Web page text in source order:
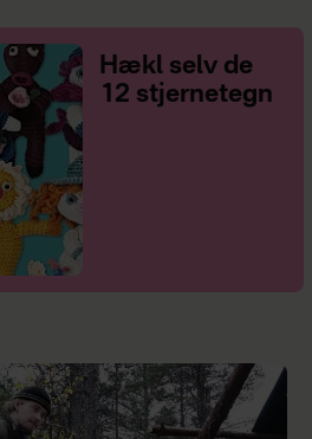
Hækl selv de
12 stjernetegn